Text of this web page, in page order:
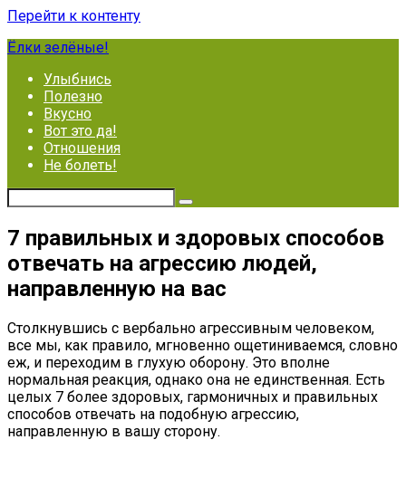
Перейти к контенту
Ёлки зелёные!
Улыбнись
Полезно
Вкусно
Вот это да!
Отношения
Не болеть!
7 правильных и здоровых способов
отвечать на агрессию людей,
направленную на вас
Столкнувшись с вербально агрессивным человеком,
все мы, как правило, мгновенно ощетиниваемся, словно
еж, и переходим в глухую оборону. Это вполне
нормальная реакция, однако она не единственная. Есть
целых 7 более здоровых, гармоничных и правильных
способов отвечать на подобную агрессию,
направленную в вашу сторону.